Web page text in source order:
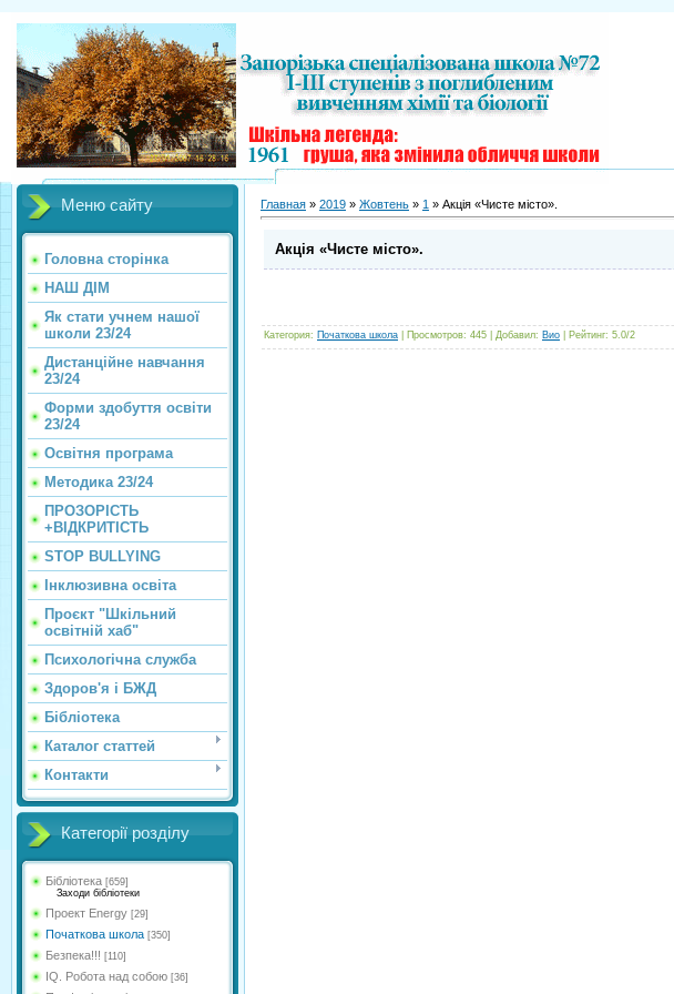
Меню сайту
Головна сторінка
НАШ ДІМ
Як стати учнем нашої
школи 23/24
Дистанційне навчання
23/24
Форми здобуття освіти
23/24
Освітня програма
Методика 23/24
ПРОЗОРІСТЬ
+ВІДКРИТІСТЬ
STOP BULLYING
Інклюзивна освіта
Проєкт "Шкільний
освітній хаб"
Психологічна служба
Здоров'я і БЖД
Бібліотека
Каталог статтей
Контакти
Категорії розділу
Бібліотека [659]
Заходи бібліотеки
Проект Energy [29]
Початкова школа [350]
Безпека!!! [110]
IQ. Робота над собою [36]
Главная » 2019 » Жовтень » 1 » Акція «Чисте місто».
Акція «Чисте місто».
Категория: Початкова школа Просмотров: 445 Добавил: Вио Рейтинг: 5.0/2